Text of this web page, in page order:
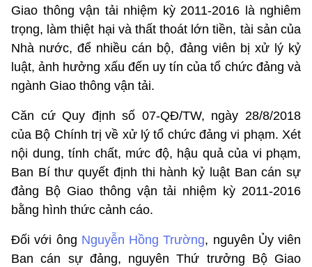
Giao thông vận tải nhiệm kỳ 2011-2016 là nghiêm
trọng, làm thiệt hại và thất thoát lớn tiền, tài sản của
Nhà nước, để nhiều cán bộ, đảng viên bị xử lý kỷ
luật, ảnh hưởng xấu đến uy tín của tổ chức đảng và
ngành Giao thông vận tải.
Căn cứ Quy định số 07-QĐ/TW, ngày 28/8/2018
của Bộ Chính trị về xử lý tổ chức đảng vi phạm. Xét
nội dung, tính chất, mức độ, hậu quả của vi phạm,
Ban Bí thư quyết định thi hành kỷ luật Ban cán sự
đảng Bộ Giao thông vận tải nhiệm kỳ 2011-2016
bằng hình thức cảnh cáo.
Đối với ông Nguyễn Hồng Trường, nguyên Ủy viên
Ban cán sự đảng, nguyên Thứ trưởng Bộ Giao